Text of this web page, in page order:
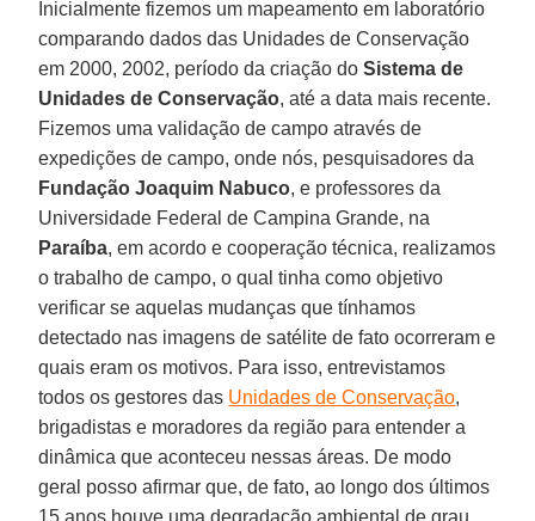
Inicialmente fizemos um mapeamento em laboratório
comparando dados das Unidades de Conservação
em 2000, 2002, período da criação doSistema de
Unidades de Conservação, até a data mais recente.
Fizemos uma validação de campo através de
expedições de campo, onde nós, pesquisadores da
Fundação Joaquim Nabuco, e professores da
Universidade Federal de Campina Grande, na
Paraíba, em acordo e cooperação técnica, realizamos
o trabalho de campo, o qual tinha como objetivo
verificar se aquelas mudanças que tínhamos
detectado nas imagens de satélite de fato ocorreram e
quais eram os motivos. Para isso, entrevistamos
todos os gestores das Unidades de Conservação,
brigadistas e moradores da região para entender a
dinâmica que aconteceu nessas áreas. De modo
geral posso afirmar que, de fato, ao longo dos últimos
15 anos houve uma degradação ambiental de grau